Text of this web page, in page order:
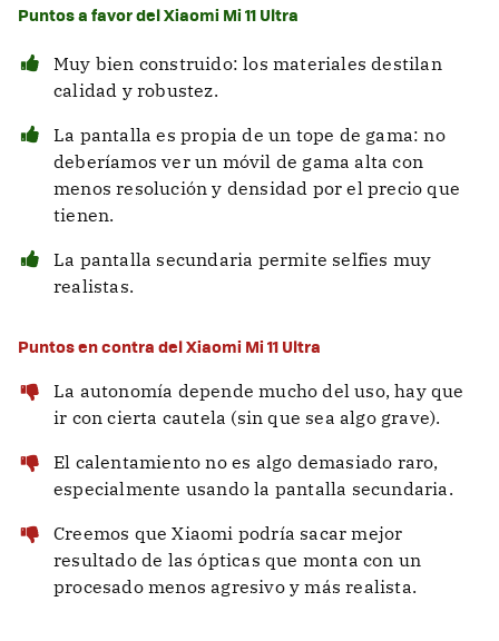
Puntos a favor del Xiaomi Mi 11 Ultra
Muy bien construido: los materiales destilan
calidad y robustez.
La pantalla es propia de un tope de gama: no
deberíamos ver un móvil de gama alta con
menos resolución y densidad por el precio que
tienen.
La pantalla secundaria permite selfies muy
realistas.
Puntos en contra del Xiaomi Mi 11 Ultra
La autonomía depende mucho del uso, hay que
ir con cierta cautela (sin que sea algo grave).
El calentamiento no es algo demasiado raro,
especialmente usando la pantalla secundaria.
Creemos que Xiaomi podría sacar mejor
resultado de las ópticas que monta con un
procesado menos agresivo y más realista.